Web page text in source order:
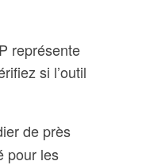
représente
si l’outil
de près
pour les